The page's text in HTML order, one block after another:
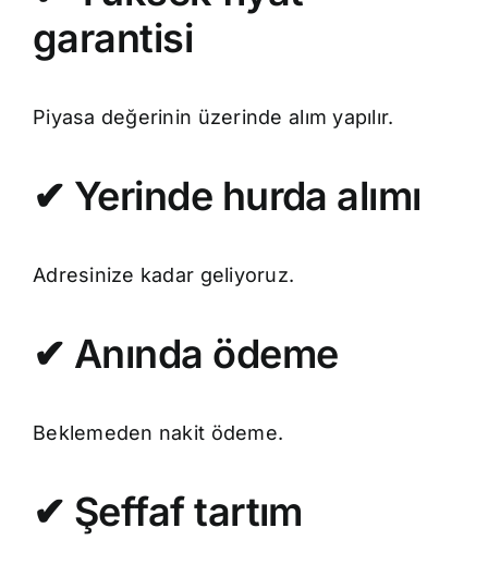
garantisi
Piyasa değerinin üzerinde alım yapılır.
✔ Yerinde hurda alımı
Adresinize kadar geliyoruz.
✔ Anında ödeme
Beklemeden nakit ödeme.
✔ Şeffaf tartım